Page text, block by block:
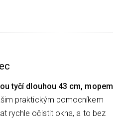
tyčí dlouhou 43 cm, mopem
praktickým pomocníkem
rychle očistit okna, a to bez